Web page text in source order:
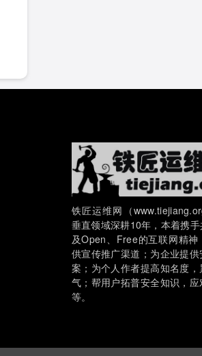
铁匠运维网（
垂直领域深耕10年，本着携
及Open、Free的互联网精神
供宣传推广渠道；为企业提
案；为个人作者提高知名度，
气；帮用户拓普安全知识，
等。